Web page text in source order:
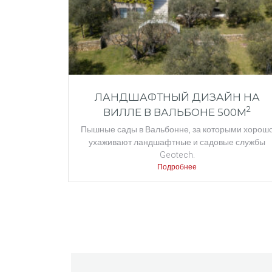
ЛАНДШАФТНЫЙ ДИЗАЙН НА
ВИЛЛЕ В ВАЛЬБОНЕ 500M2
Пышные сады в Вальбонне, за которыми
ухаживают ландшафтные и садовые службы
Geotech.
Подробнее